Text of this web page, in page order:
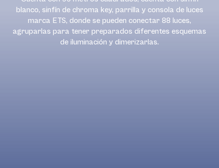
blanco, sinfín de chroma key, parrilla y consola de luces
marca ETS, donde se pueden conectar 88 luces,
agruparlas para tener preparados diferentes esquemas
de iluminación y dimerizarlas.